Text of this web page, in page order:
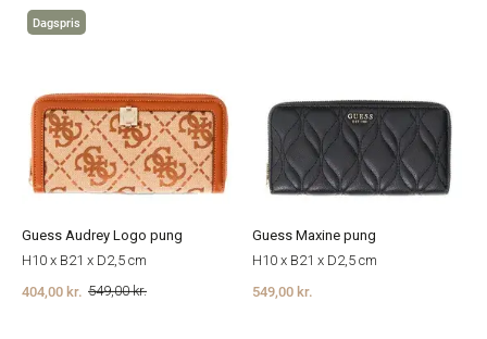
Dagspris
Guess Audrey Logo pung
H10 x B21 x D2,5 cm
549,00 kr.
404,00 kr.
Guess Maxine pung
H10 x B21 x D2,5 cm
549,00 kr.